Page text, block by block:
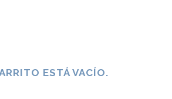
ESTÁ VACÍO.